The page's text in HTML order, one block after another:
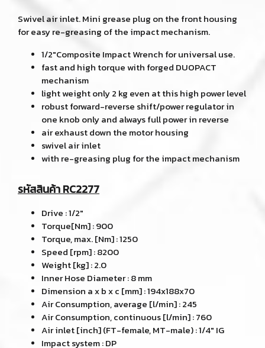
Swivel air inlet. Mini grease plug on the front housing
for easy re-greasing of the impact mechanism.
1/2"Composite Impact Wrench for universal use.
fast and high torque with forged DUOPACT
mechanism
light weight only 2 kg even at this high power level
robust forward-reverse shift/power regulator in
one knob only and always full power in reverse
air exhaust down the motor housing
swivel air inlet
with re-greasing plug for the impact mechanism
รหัสสินค้า RC2277
Drive : 1/2"
Torque[Nm] : 900
Torque, max. [Nm] : 1250
Speed [rpm] : 8200
Weight [kg] : 2.0
Inner Hose Diameter : 8 mm
Dimension a x b x c [mm] : 194x188x70
Air Consumption, average [l/min] : 245
Air Consumption, continuous [l/min] : 760
Air inlet [inch] (FT-female, MT-male) : 1/4" IG
Impact system : DP